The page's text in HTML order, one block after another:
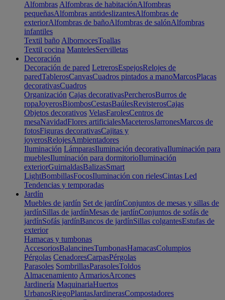
Alfombras Alfombras de habitaciónAlfombras
pequeñasAlfombras antideslizantesAlfombras de
exteriorAlfombras de bañoAlfombras de salónAlfombras
infantiles
Textil baño AlbornocesToallas
Textil cocina MantelesServilletas
Decoración
Decoración de pared LetrerosEspejosRelojes de
paredTablerosCanvasCuadros pintados a manoMarcosPlacas
decorativasCuadros
Organización Cajas decorativasPercherosBurros de
ropaJoyerosBiombosCestasBaúlesRevisterosCajas
Objetos decorativos VelasFarolesCentros de
mesaNavidadFlores artificialesMaceterosJarronesMarcos de
fotosFiguras decorativasCajitas y
joyerosRelojesAmbientadores
Iluminación LámparasIluminación decorativaIluminación para
mueblesIluminación para dormitorioIluminación
exteriorGuirnaldasBalizasSmart
LightBombillasFocosIluminación con rielesCintas Led
Tendencias y temporadas
Jardín
Muebles de jardín Set de jardínConjuntos de mesas y sillas de
jardínSillas de jardínMesas de jardínConjuntos de sofás de
jardínSofás jardínBancos de jardínSillas colgantesEstufas de
exterior
Hamacas y tumbonas
AccesoriosBalancinesTumbonasHamacasColumpios
Pérgolas CenadoresCarpasPérgolas
Parasoles SombrillasParasolesToldos
Almacenamiento ArmariosArcones
Jardinería MaquinariaHuertos
UrbanosRiegoPlantasJardinerasCompostadores